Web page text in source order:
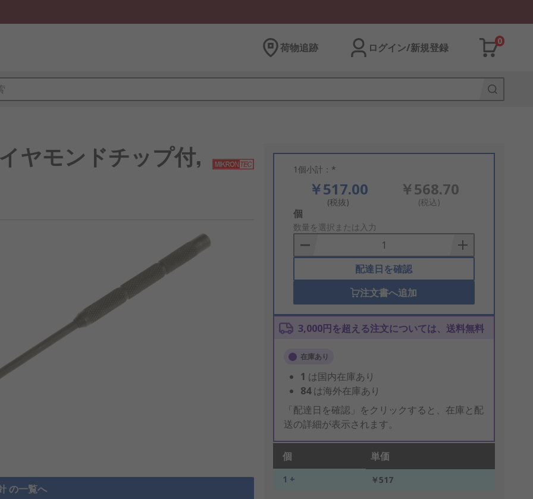
荷物追跡 ログイン/新規登録
0
ヤモンドチップ付,
の一覧へ
1個小計：*
￥517.00
(税抜)
￥568.70
(税込)
Add
to
Basket
個
数量を選択または入力
配達日を確認
注文書へ追加
3,000円を超える注文については、送料無料
在庫あり
1 は国内在庫あり
84は海外在庫あり
「配達日を確認」をクリックすると、在庫と配
送の詳細が表示されます。
個 単価
1 + ￥517